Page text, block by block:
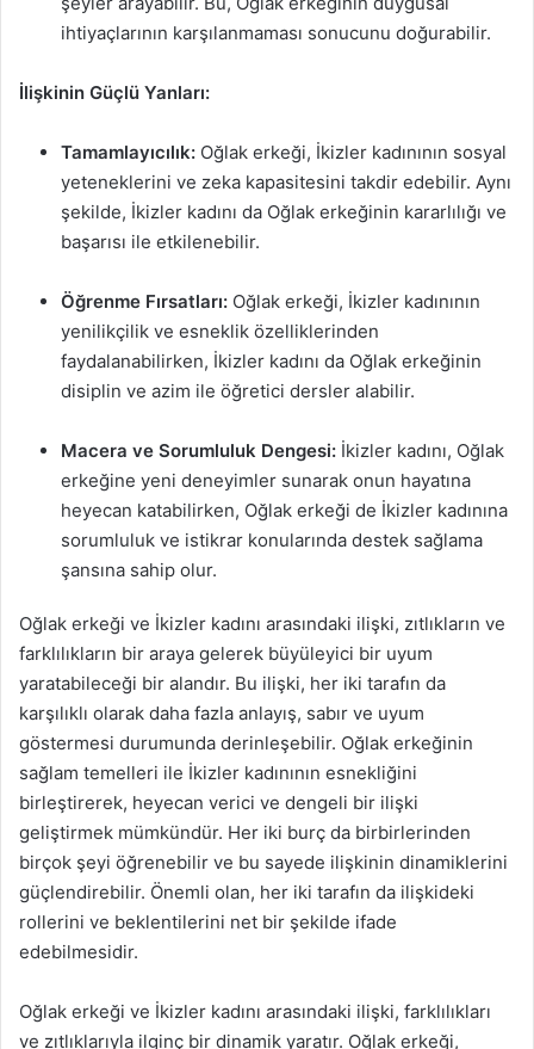
ihtiyaçlarının karşılanmaması sonucunu doğurabilir.
İlişkinin Güçlü Yanları:
Tamamlayıcılık: Oğlak erkeği, İkizler kadınının sosyal
yeteneklerini ve zeka kapasitesini takdir edebilir. Aynı
şekilde, İkizler kadını da Oğlak erkeğinin kararlılığı ve
başarısı ile etkilenebilir.
Öğrenme Fırsatları: Oğlak erkeği, İkizler kadınının
yenilikçilik ve esneklik özelliklerinden
faydalanabilirken, İkizler kadını da Oğlak erkeğinin
disiplin ve azim ile öğretici dersler alabilir.
Macera ve Sorumluluk Dengesi: İkizler kadını, Oğlak
erkeğine yeni deneyimler sunarak onun hayatına
heyecan katabilirken, Oğlak erkeği de İkizler kadınına
sorumluluk ve istikrar konularında destek sağlama
şansına sahip olur.
Oğlak erkeği ve İkizler kadını arasındaki ilişki, zıtlıkların ve
farklılıkların bir araya gelerek büyüleyici bir uyum
yaratabileceği bir alandır. Bu ilişki, her iki tarafın da
karşılıklı olarak daha fazla anlayış, sabır ve uyum
göstermesi durumunda derinleşebilir. Oğlak erkeğinin
sağlam temelleri ile İkizler kadınının esnekliğini
birleştirerek, heyecan verici ve dengeli bir ilişki
geliştirmek mümkündür. Her iki burç da birbirlerinden
birçok şeyi öğrenebilir ve bu sayede ilişkinin dinamiklerini
güçlendirebilir. Önemli olan, her iki tarafın da ilişkideki
rollerini ve beklentilerini net bir şekilde ifade
edebilmesidir.
Oğlak erkeği ve İkizler kadını arasındaki ilişki, farklılıkları
ve zıtlıklarıyla ilginç bir dinamik yaratır. Oğlak erkeği,